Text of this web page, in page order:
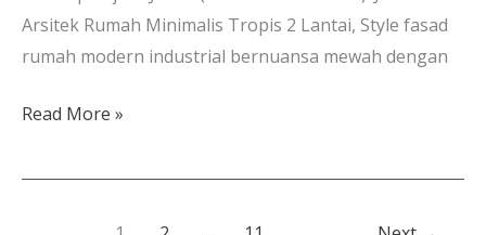
Arsitek Rumah Minimalis Tropis 2 Lantai, Style fasad
rumah modern industrial bernuansa mewah dengan
Read More »